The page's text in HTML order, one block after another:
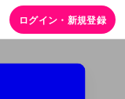
ログイン・新規登録